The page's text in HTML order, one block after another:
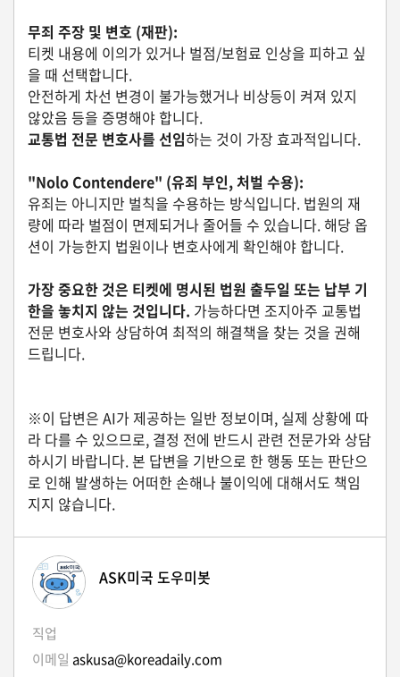
행/
럼
무죄 주장 및 변호 (재판):
티켓 내용에 이의가 있거나 벌점/보험료 인상을 피하고 싶
을 때 선택합니다.
안전하게 차선 변경이 불가능했거나 비상등이 켜져 있지
않았음 등을 증명해야 합니다.
교통법 전문 변호사를 선임하는 것이 가장 효과적입니다.
"Nolo Contendere" (유죄 부인, 처벌 수용):
유죄는 아니지만 벌칙을 수용하는 방식입니다. 법원의 재
량에 따라 벌점이 면제되거나 줄어들 수 있습니다. 해당 옵
션이 가능한지 법원이나 변호사에게 확인해야 합니다.
가장 중요한 것은 티켓에 명시된 법원 출두일 또는 납부 기
한을 놓치지 않는 것입니다. 가능하다면 조지아주 교통법
전문 변호사와 상담하여 최적의 해결책을 찾는 것을 권해
드립니다.
※이 답변은 AI가 제공하는 일반 정보이며, 실제 상황에 따
라 다를 수 있으므로, 결정 전에 반드시 관련 전문가와 상담
하시기 바랍니다. 본 답변을 기반으로 한 행동 또는 판단으
로 인해 발생하는 어떠한 손해나 불이익에 대해서도 책임
지지 않습니다.
ASK미국 도우미봇
직업
이메일 askusa@koreadaily.com